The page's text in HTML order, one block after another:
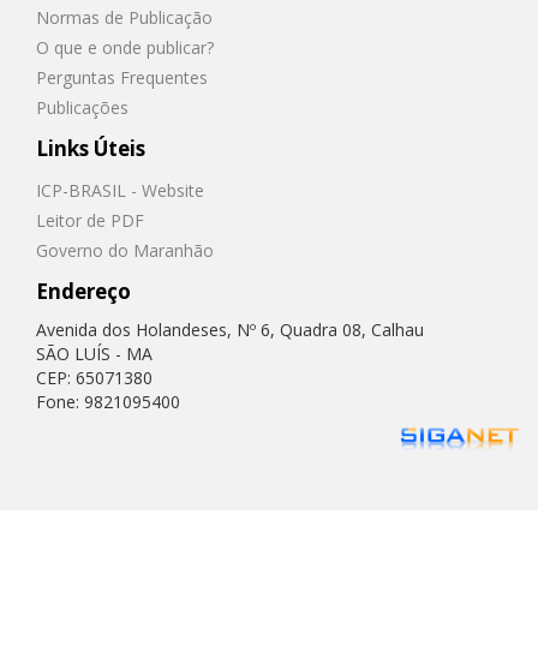
Normas de Publicação
O que e onde publicar?
Perguntas Frequentes
Publicações
Links Úteis
ICP-BRASIL - Website
Leitor de PDF
Governo do Maranhão
Endereço
Avenida dos Holandeses, Nº 6, Quadra 08, Calhau
SÃO LUÍS - MA
CEP: 65071380
Fone: 9821095400